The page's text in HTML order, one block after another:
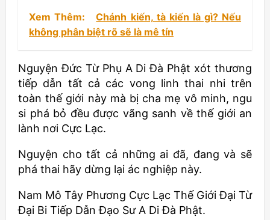
Xem Thêm:
Chánh kiến, tà kiến là gì? Nếu
không phân biệt rõ sẽ là mê tín
Nguyện Đức Từ Phụ A Di Đà Phật xót thương
tiếp dẫn tất cả các vong linh thai nhi trên
toàn thế giới này mà bị cha mẹ vô minh, ngu
si phá bỏ đều được vãng sanh về thế giới an
lành nơi Cực Lạc.
Nguyện cho tất cả những ai đã, đang và sẽ
phá thai hãy dừng lại ác nghiệp này.
Nam Mô Tây Phương Cực Lạc Thế Giới Đại Từ
Đại Bi Tiếp Dẫn Đạo Sư A Di Đà Phật.